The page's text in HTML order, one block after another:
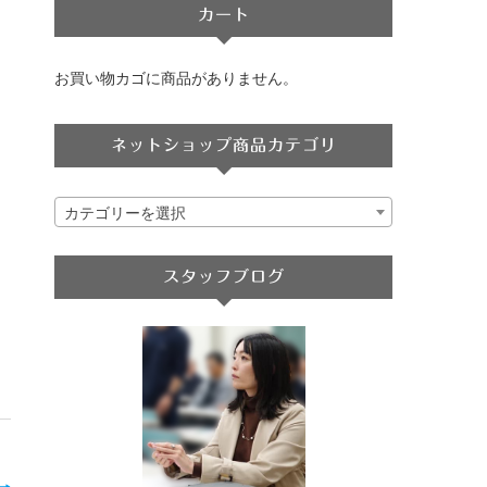
カート
お買い物カゴに商品がありません。
ネットショップ商品カテゴリ
カテゴリーを選択
スタッフブログ